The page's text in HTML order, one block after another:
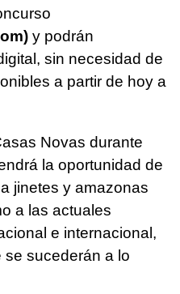
y podrán
sin necesidad de
a partir de hoy a
Novas durante
la oportunidad de
jinetes y amazonas
a las actuales
e internacional,
sucederán a lo